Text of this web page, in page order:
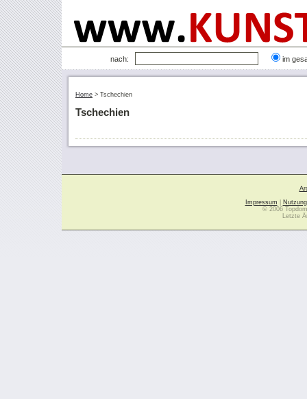
nach: im
Home > Tschechien
Tschechien
Impressum
© 2006
Letzte